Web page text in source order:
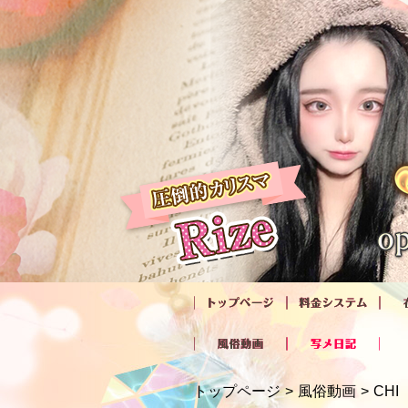
トップページ 風俗動画 CHI